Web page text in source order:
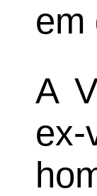
em
A